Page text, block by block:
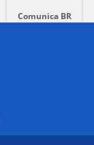
Comunica BR